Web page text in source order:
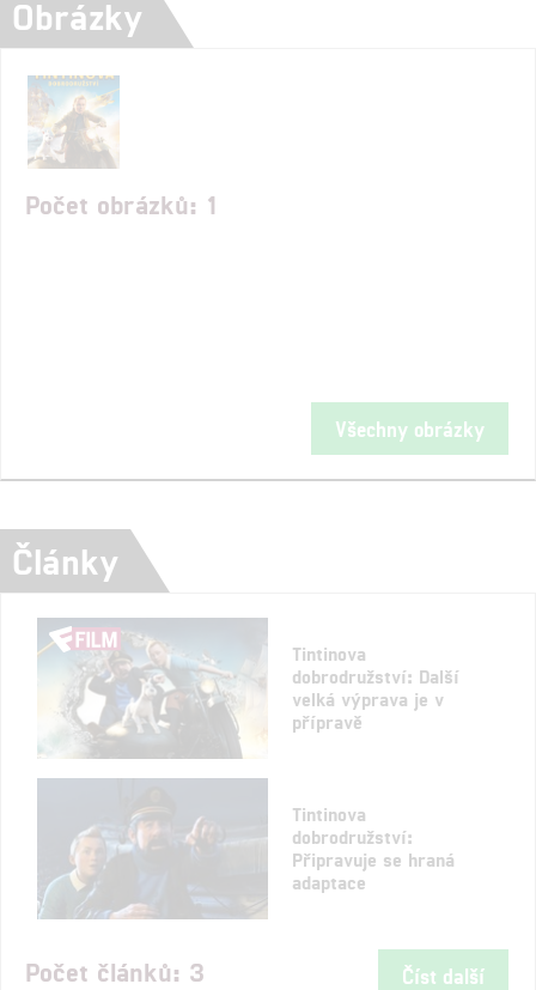
Obrázky
Počet obrázků: 1
Všechny obrázky
Články
Tintinova
dobrodružství: Další
velká výprava je v
přípravě
Tintinova
dobrodružství:
Připravuje se hraná
adaptace
Počet článků: 3 Číst další